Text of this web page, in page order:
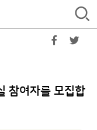
참여자를 모집합